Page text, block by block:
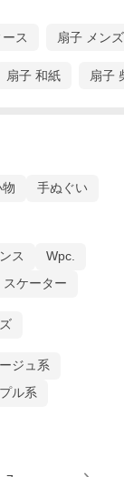
ス 扇子 メンズ
扇子 和紙 扇子
手ぬぐい
ス
Wpc.
スケーター
ジュ系
ル系